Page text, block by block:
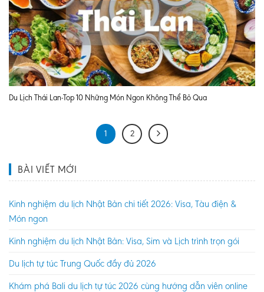
BÀI VIẾT MỚI
Kinh nghiệm du lịch Nhật Bản chi tiết 2026: Visa, Tàu điện &
Món ngon
Kinh nghiệm du lịch Nhật Bản: Visa, Sim và Lịch trình trọn gói
Du lịch tự túc Trung Quốc đầy đủ 2026
Khám phá Bali du lịch tự túc 2026 cùng hướng dẫn viên online
Du Lịch Thái Lan-Top 10 Những Món Ngon Không Thể Bỏ Qua
1 2